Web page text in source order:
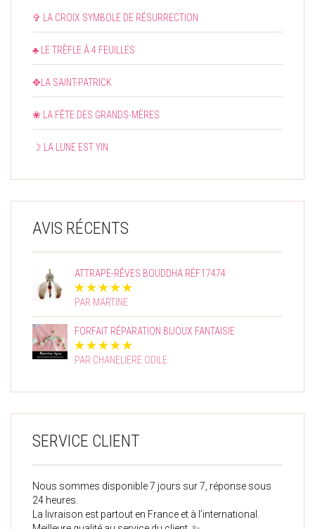
✞ LA CROIX SYMBOLE DE RÉSURRECTION
♣ LE TRÈFLE À 4 FEUILLES
✥LA SAINT-PATRICK
❀ LA FÊTE DES GRANDS-MÈRES
☽ LA LUNE EST YIN
AVIS RÉCENTS
ATTRAPE-RÊVES BOUDDHA RÉF.17474
PAR MARTINE
FORFAIT RÉPARATION BIJOUX FANTAISIE
PAR CHANELIERE ODILE
SERVICE CLIENT
Nous sommes disponible 7 jours sur 7, réponse sous
24 heures.
La livraison est partout en France et à l’international.